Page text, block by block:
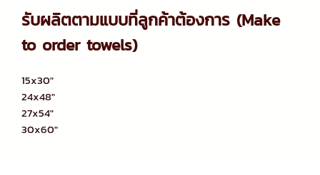
รับผลิตตามแบบที่ลูกค้าต้องการ (Make
to order towels)
15x30"
24x48"
27x54"
30x60"